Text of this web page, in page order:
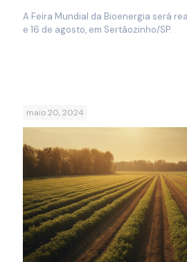
A Feira Mundial da Bioenergia será
e 16 de agosto, em Sertãozinho/SP.
maio 20, 2024